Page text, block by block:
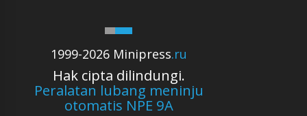
1999-2026 Minipress.ru
Hak cipta dilindungi.
Peralatan lubang meninju
otomatis NPE 9A